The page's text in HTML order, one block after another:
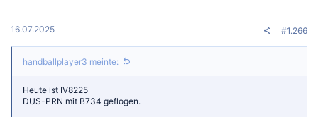
16.07.2025 #1.266
handballplayer3 meinte:
Heute ist IV8225
DUS-PRN mit B734 geflogen.